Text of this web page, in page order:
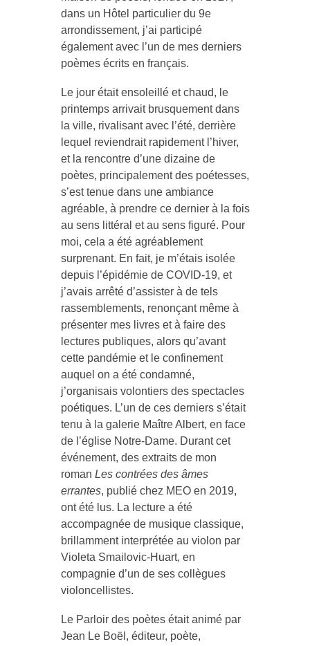
dans un Hôtel particulier du 9e
arrondissement, j’ai participé
également avec l’un de mes derniers
poèmes écrits en français.
Le jour était ensoleillé et chaud, le
printemps arrivait brusquement dans
la ville, rivalisant avec l’été, derrière
lequel reviendrait rapidement l’hiver,
et la rencontre d’une dizaine de
poètes, principalement des poétesses,
s’est tenue dans une ambiance
agréable, à prendre ce dernier à la fois
au sens littéral et au sens figuré. Pour
moi, cela a été agréablement
surprenant. En fait, je m’étais isolée
depuis l’épidémie de COVID-19, et
j’avais arrêté d’assister à de tels
rassemblements, renonçant même à
présenter mes livres et à faire des
lectures publiques, alors qu’avant
cette pandémie et le confinement
auquel on a été condamné,
j’organisais volontiers des spectacles
poétiques. L’un de ces derniers s’était
tenu à la galerie Maître Albert, en face
de l’église Notre-Dame. Durant cet
événement, des extraits de mon
roman Les contrées des âmes
errantes, publié chez MEO en 2019,
ont été lus. La lecture a été
accompagnée de musique classique,
brillamment interprétée au violon par
Violeta Smailovic-Huart, en
compagnie d’un de ses collègues
violoncellistes.
Le Parloir des poètes était animé par
Jean Le Boël, éditeur, poète,